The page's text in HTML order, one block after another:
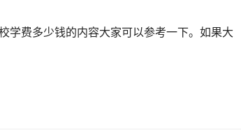
费多少钱的内容大家可以参考一下。如果大